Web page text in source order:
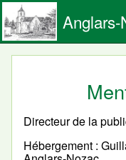
Anglars-
Directeur de la
Hébergement :